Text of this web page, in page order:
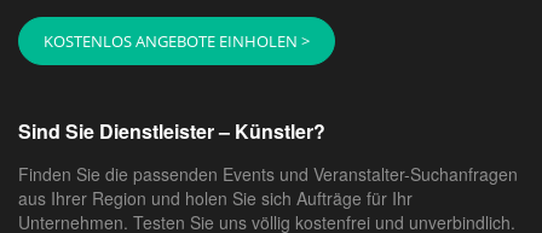
KOSTENLOS ANGEBOTE EINHOLEN >
Sind Sie Dienstleister – Künstler?
Finden Sie die passenden Events und Veranstalter-Suchanfragen
aus Ihrer Region und holen Sie sich Aufträge für Ihr
Unternehmen. Testen Sie uns völlig kostenfrei und unverbindlich.